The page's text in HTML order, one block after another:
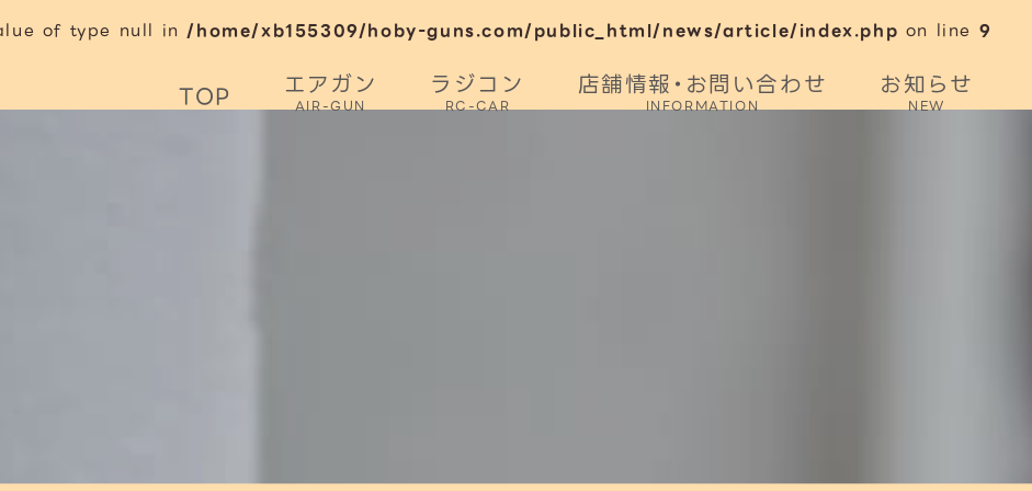
of type null in/home/xb155309/hoby-guns.com/public_html/news/article/index.php on line 9
TOP エアガン
AIR-GUN
ラジコン
RC-CAR
店舗情報・お問い合わせ
INFORMATION
お知らせ
NEW